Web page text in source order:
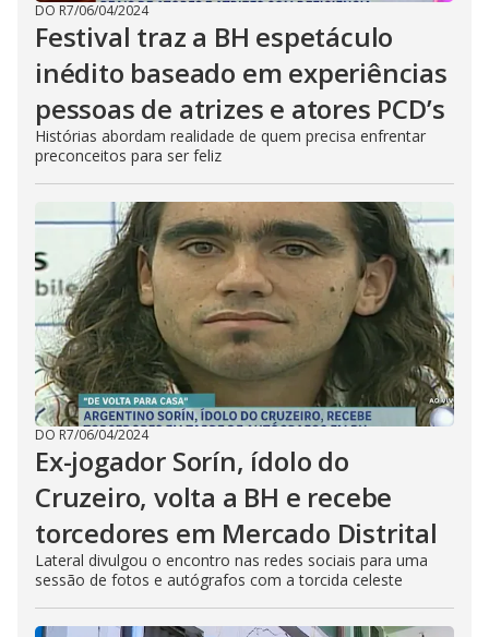
DO R7/06/04/2024
Festival traz a BH espetáculo
inédito baseado em experiências
pessoas de atrizes e atores PCD’s
Histórias abordam realidade de quem precisa enfrentar
preconceitos para ser feliz
DO R7/06/04/2024
Ex-jogador Sorín, ídolo do
Cruzeiro, volta a BH e recebe
torcedores em Mercado Distrital
Lateral divulgou o encontro nas redes sociais para uma
sessão de fotos e autógrafos com a torcida celeste